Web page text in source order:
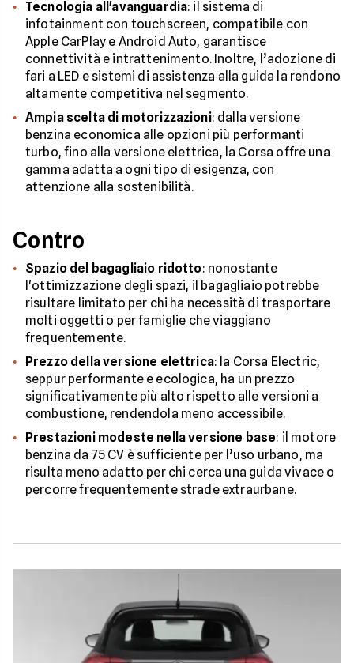
Tecnologia all'avanguardia: il sistema di
infotainment con touchscreen, compatibile con
Apple CarPlay e Android Auto, garantisce
connettività e intrattenimento. Inoltre, l’adozione di
fari a LED e sistemi di assistenza alla guida la rendono
altamente competitiva nel segmento.
Ampia scelta di motorizzazioni: dalla versione
benzina economica alle opzioni più performanti
turbo, fino alla versione elettrica, la Corsa offre una
gamma adatta a ogni tipo di esigenza, con
attenzione alla sostenibilità.
Contro
Spazio del bagagliaio ridotto: nonostante
l'ottimizzazione degli spazi, il bagagliaio potrebbe
risultare limitato per chi ha necessità di trasportare
molti oggetti o per famiglie che viaggiano
frequentemente.
Prezzo della versione elettrica: la Corsa Electric,
seppur performante e ecologica, ha un prezzo
significativamente più alto rispetto alle versioni a
combustione, rendendola meno accessibile.
Prestazioni modeste nella versione base: il motore
benzina da 75 CV è sufficiente per l’uso urbano, ma
risulta meno adatto per chi cerca una guida vivace o
percorre frequentemente strade extraurbane.